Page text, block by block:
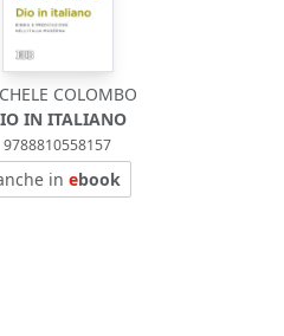
COLOMBO
IN ITALIANO
9788810558157
in ebook